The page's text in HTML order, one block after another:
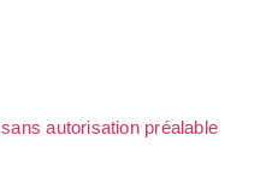
autorisation préalable